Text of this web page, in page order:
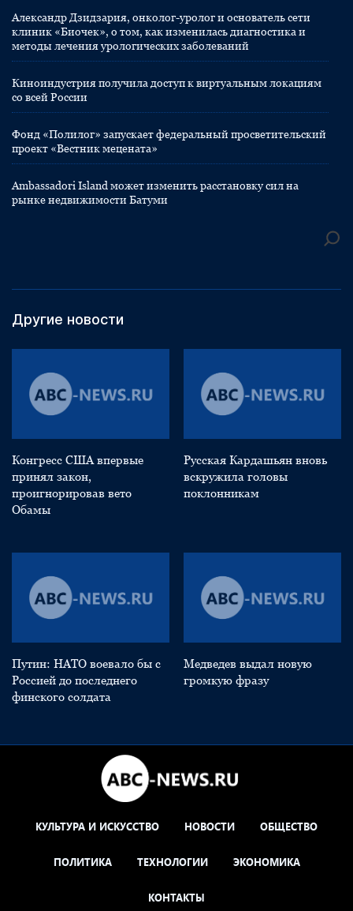
Александр Дзидзария, онколог-уролог и основатель сети
клиник «Биочек», о том, как изменилась диагностика и
методы лечения урологических заболеваний
Киноиндустрия получила доступ к виртуальным локациям
со всей России
Фонд «Полилог» запускает федеральный просветительский
проект «Вестник мецената»
Ambassadori Island может изменить расстановку сил на
рынке недвижимости Батуми
Другие новости
Конгресс США впервые
принял закон,
проигнорировав вето
Обамы
Русская Кардашьян вновь
вскружила головы
поклонникам
Путин: НАТО воевало бы с
Россией до последнего
финского солдата
Медведев выдал новую
громкую фразу
КУЛЬТУРА И ИСКУССТВО НОВОСТИ ОБЩЕСТВО
ПОЛИТИКА ТЕХНОЛОГИИ ЭКОНОМИКА
КОНТАКТЫ